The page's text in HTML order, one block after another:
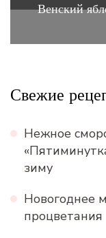
Венский
Свежие
Нежное
зиму
Новогоднее
процветания